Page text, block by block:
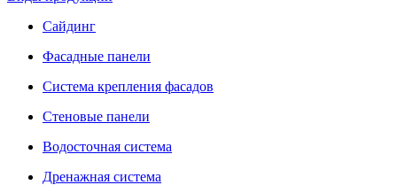
Сайдинг
Фасадные панели
Система крепления фасадов
Стеновые панели
Водосточная система
Дренажная система